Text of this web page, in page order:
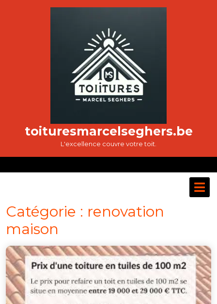
toituresmarcelseghers.be
L'excellence couvre votre toit.
Catégorie : renovation
maison